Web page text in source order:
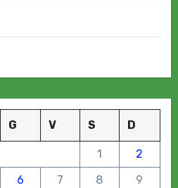
G V S D
1
2
6 7 8
9